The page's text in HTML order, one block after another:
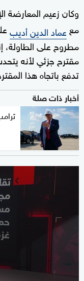
وكان زعيم المعارضة
مع عماد الدين أديب
مطروح على الطاولة،
مقترح جزئي لأنه
تدفع باتجاه هذا
أخبار ذات صلة